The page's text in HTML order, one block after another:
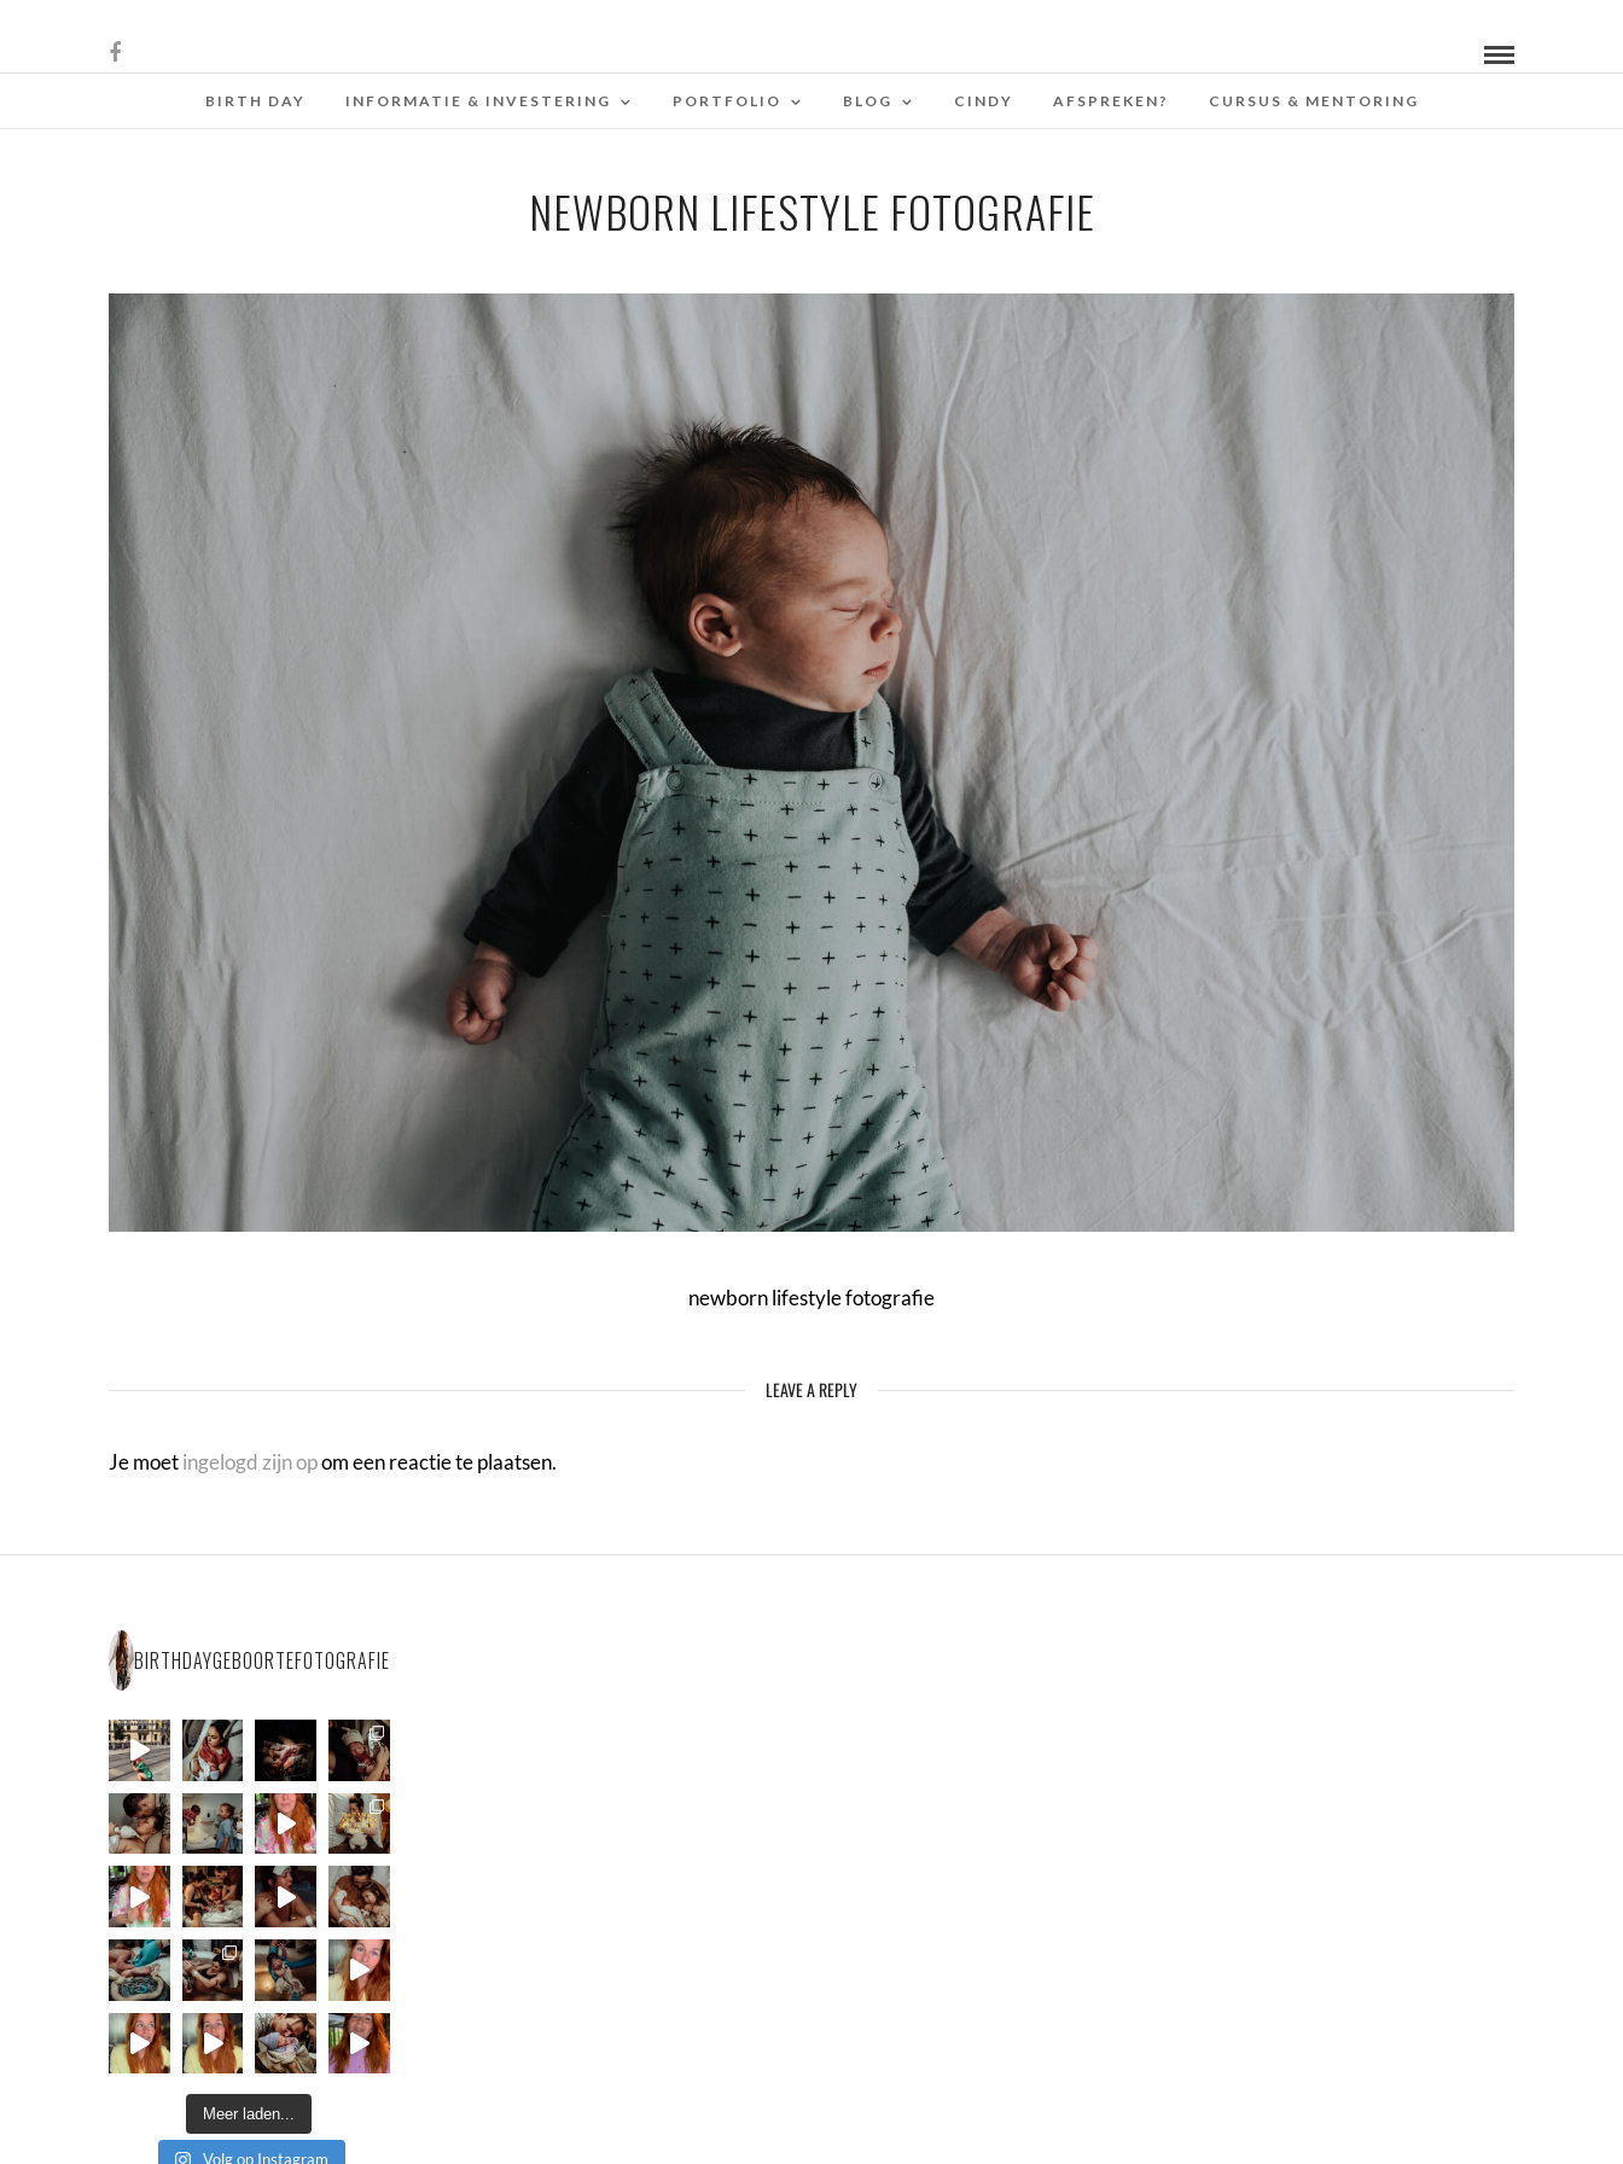
BIRTH DAY INFORMATIE & INVESTERING PORTFOLIO BLOG CINDY AFSPREKEN? CURSUS & MENTORING
NEWBORN LIFESTYLE FOTOGRAFIE
newborn lifestyle fotografie
LEAVE A REPLY
Je moetingelogd zijn opom een reactie te plaatsen.
BIRTHDAYGEBOORTEFOTOGRAFIE
Meer laden...
Volg op Instagram